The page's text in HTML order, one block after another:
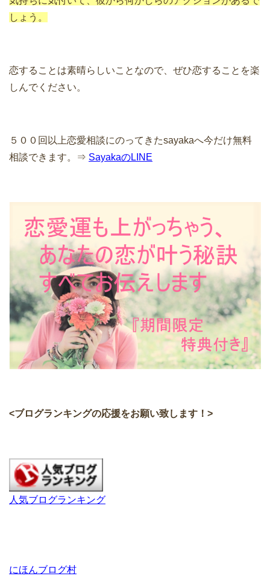
しょう。
恋することは素晴らしいことなので、ぜひ恋することを楽
しんでください。
５００回以上恋愛相談にのってきたsayakaへ今だけ無料
相談できます。⇒ SayakaのLINE
<ブログランキングの応援をお願い致します！>
人気ブログランキング
にほんブログ村